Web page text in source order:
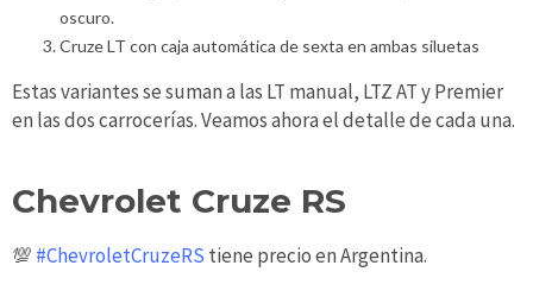
oscuro.
Cruze LT con caja automática de sexta en ambas siluetas
Estas variantes se suman a las LT manual, LTZ AT y Premier
en las dos carrocerías. Veamos ahora el detalle de cada una.
Chevrolet Cruze RS
💯 #ChevroletCruzeRS tiene precio en Argentina.